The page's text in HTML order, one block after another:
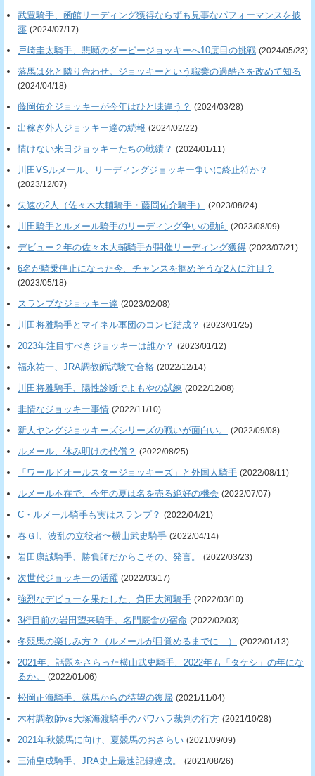
武豊騎手、函館リーディング獲得ならずも見事なパフォーマンスを披
露 (2024/07/17)
戸崎圭太騎手、悲願のダービージョッキーへ10度目の挑戦 (2024/05/23)
落馬は死と隣り合わせ。ジョッキーという職業の過酷さを改めて知る
(2024/04/18)
藤岡佑介ジョッキーが今年はひと味違う？ (2024/03/28)
出稼ぎ外人ジョッキー達の続報 (2024/02/22)
情けない来日ジョッキーたちの戦績？ (2024/01/11)
川田VSルメール、リーディングジョッキー争いに終止符か？
(2023/12/07)
失速の2人（佐々木大輔騎手・藤岡佑介騎手） (2023/08/24)
川田騎手とルメール騎手のリーディング争いの動向 (2023/08/09)
デビュー２年の佐々木大輔騎手が開催リーディング獲得 (2023/07/21)
6名が騎乗停止になった今、チャンスを掴めそうな2人に注目？
(2023/05/18)
スランプなジョッキー達 (2023/02/08)
川田将雅騎手とマイネル軍団のコンビ結成？ (2023/01/25)
2023年注目すべきジョッキーは誰か？ (2023/01/12)
福永祐一、JRA調教師試験で合格 (2022/12/14)
川田将雅騎手、陽性診断でよもやの試練 (2022/12/08)
非情なジョッキー事情 (2022/11/10)
新人ヤングジョッキーズシリーズの戦いが面白い。 (2022/09/08)
ルメール、休み明けの代償？ (2022/08/25)
「ワールドオールスタージョッキーズ」と外国人騎手 (2022/08/11)
ルメール不在で、今年の夏は名を売る絶好の機会 (2022/07/07)
C・ルメール騎手も実はスランプ？ (2022/04/21)
春ＧI、波乱の立役者〜横山武史騎手 (2022/04/14)
岩田康誠騎手、勝負師だからこその、発言。 (2022/03/23)
次世代ジョッキーの活躍 (2022/03/17)
強烈なデビューを果たした、角田大河騎手 (2022/03/10)
3桁目前の岩田望来騎手。名門厩舎の宿命 (2022/02/03)
冬競馬の楽しみ方？（ルメールが目覚めるまでに…） (2022/01/13)
2021年、話題をさらった横山武史騎手、2022年も「タケシ」の年にな
るか。
(2022/01/06)
松岡正海騎手、落馬からの待望の復帰 (2021/11/04)
木村調教師vs大塚海渡騎手のパワハラ裁判の行方 (2021/10/28)
2021年秋競馬に向け、夏競馬のおさらい (2021/09/09)
三浦皇成騎手、JRA史上最速記録達成。 (2021/08/26)